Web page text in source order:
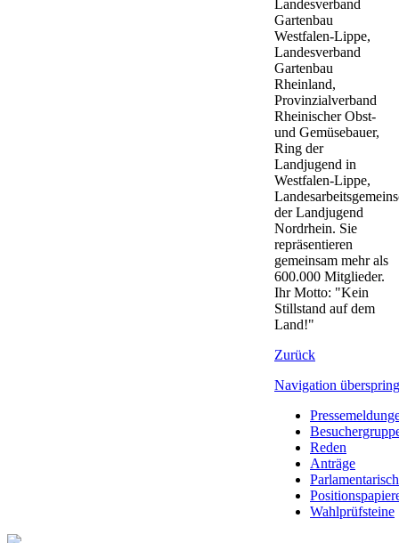
Landesverband
Gartenbau
Westfalen-Lippe,
Landesverband
Gartenbau
Rheinland,
Provinzialverband
Rheinischer Obst-
und Gemüsebauer,
Ring der
Landjugend in
Westfalen-Lippe,
der Landjugend
Nordrhein. Sie
repräsentieren
gemeinsam mehr als
600.000 Mitglieder.
Ihr Motto: "Kein
Stillstand auf dem
Land!"
Zurück
Navigation
Reden
Anträge
Wahlprüfsteine